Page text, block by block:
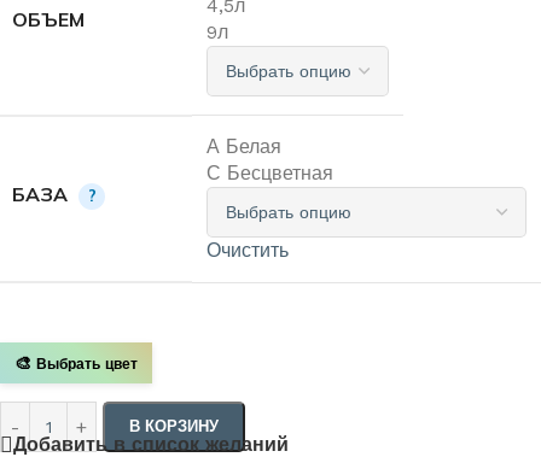
ОБЪЕМ
4,5л
9л
БАЗА ?
А Белая
С Бесцветная
Очистить
🎨 Выбрать цвет
В КОРЗИНУ
Добавить в список желаний